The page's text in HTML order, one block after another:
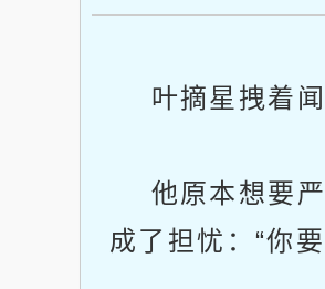
叶摘星拽着闻
他原本想要严
成了担忧：“你